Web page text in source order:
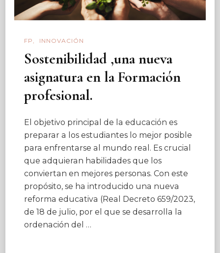
FP INNOVACIÓN
Sostenibilidad ,una nueva
asignatura en la Formación
profesional.
El objetivo principal de la educación es
preparar a los estudiantes lo mejor posible
para enfrentarse al mundo real. Es crucial
que adquieran habilidades que los
conviertan en mejores personas. Con este
propósito, se ha introducido una nueva
reforma educativa (Real Decreto 659/2023,
de 18 de julio, por el que se desarrolla la
ordenación del …